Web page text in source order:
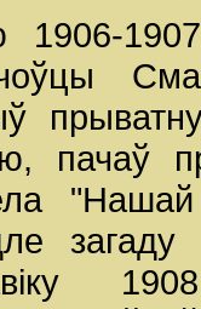
1906-
пачаў
загаду